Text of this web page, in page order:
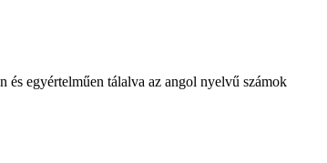
és egyértelműen tálalva az angol nyelvű számok